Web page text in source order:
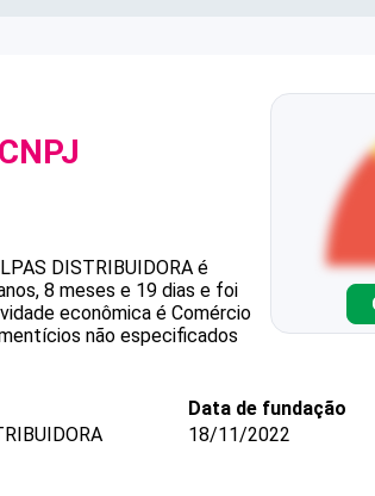
DISTRIBUIDORA é
8 meses e 19 dias e foi
econômica é Comércio
não especificados
Data de fundação
18/11/2022